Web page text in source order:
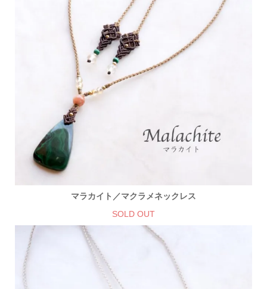
マラカイト／マクラメネックレス
SOLD OUT